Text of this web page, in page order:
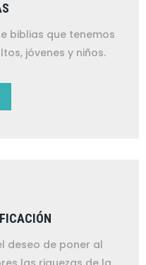
biblias que tenemos
jóvenes y niños.
deseo de poner al